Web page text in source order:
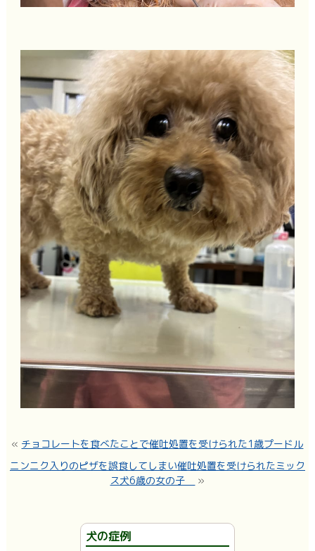
« チョコレートを食べたことで催吐処置を受けられた1歳プードル
ニンニク入りのピザを誤食してしまい催吐処置を受けられたミック
ス犬6歳の女の子
»
犬の症例